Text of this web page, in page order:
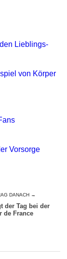
Lieblings-
von Körper
Vorsorge
DANACH →
der Tag bei der
de France